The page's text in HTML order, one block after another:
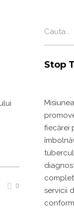
0
for:
Stop
fiecărei
servicii